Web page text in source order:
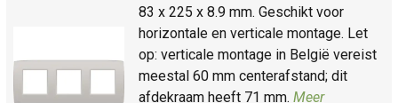
83 x 225 x 8.9 mm. Geschikt voor
horizontale en verticale montage. Let
op: verticale montage in België vereist
meestal 60 mm centerafstand; dit
afdekraam heeft 71 mm. Meer